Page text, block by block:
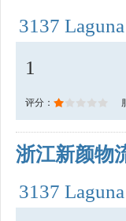
3137
1
评分：
浙江新颜物
3137